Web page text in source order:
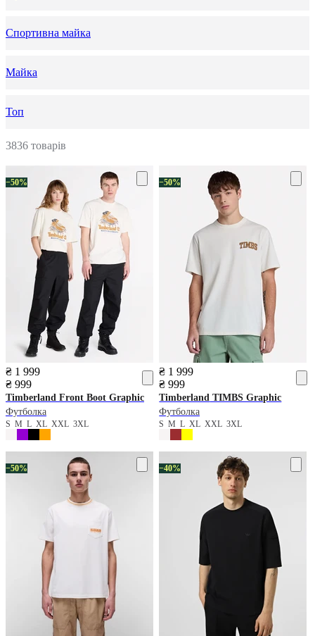
Спортивна майка
Майка
Топ
3836 товарів
−50%
₴ 1 999
₴ 999
Timberland Front Boot Graphic
Футболка
S M L XL XXL 3XL
−50%
₴ 1 999
₴ 999
Timberland TIMBS Graphic
Футболка
SMLXLXXL3XL
−50% −40%